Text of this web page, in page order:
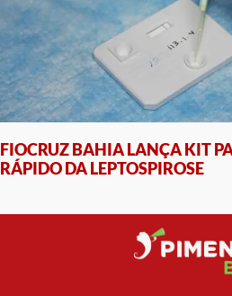
FIOCRUZ BAHIA LANÇA KIT
RÁPIDO DA LEPTOSPIROSE